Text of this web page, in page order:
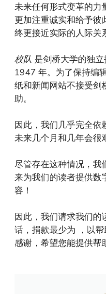
未来任何形式变革的力
更加注重诚实和给予彼
终更接近实际的人际关
校队 是剑桥大学的独
1947 年。为了保持编
纸和新闻网站不接受剑
助。
因此，我们几乎完全依
未来几个月和几年会很
尽管存在这种情况，我
来为我们的读者提供数
容！
因此，我们请求我们的
话，捐款最少为 ，以
感谢，希望您能提供帮